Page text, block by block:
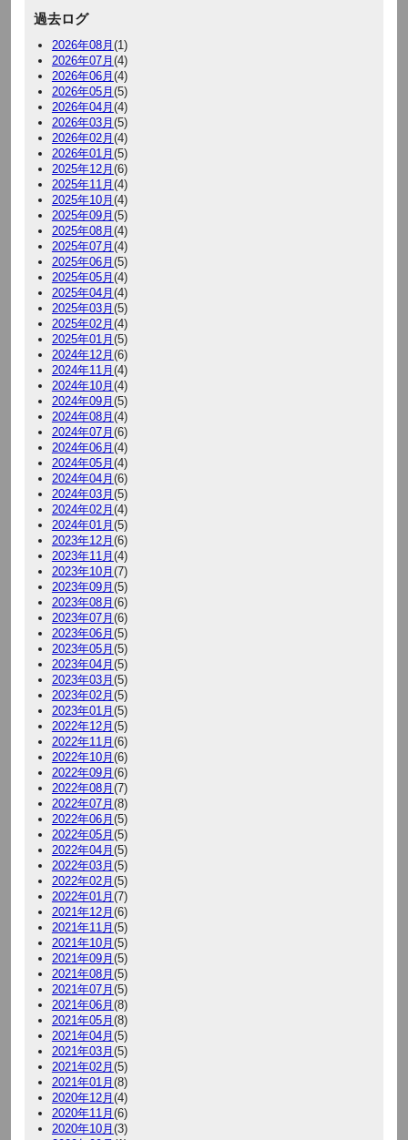
過去ログ
2026年08月 (1)
2026年07月 (4)
2026年06月 (4)
2026年05月 (5)
2026年04月 (4)
2026年03月 (5)
2026年02月 (4)
2026年01月 (5)
2025年12月 (6)
2025年11月 (4)
2025年10月 (4)
2025年09月 (5)
2025年08月 (4)
2025年07月 (4)
2025年06月 (5)
2025年05月 (4)
2025年04月 (4)
2025年03月 (5)
2025年02月 (4)
2025年01月 (5)
2024年12月 (6)
2024年11月 (4)
2024年10月 (4)
2024年09月 (5)
2024年08月 (4)
2024年07月 (6)
2024年06月 (4)
2024年05月 (4)
2024年04月 (6)
2024年03月 (5)
2024年02月 (4)
2024年01月 (5)
2023年12月 (6)
2023年11月 (4)
2023年10月 (7)
2023年09月 (5)
2023年08月 (6)
2023年07月 (6)
2023年06月 (5)
2023年05月 (5)
2023年04月 (5)
2023年03月 (5)
2023年02月 (5)
2023年01月 (5)
2022年12月 (5)
2022年11月 (6)
2022年10月 (6)
2022年09月 (6)
2022年08月 (7)
2022年07月 (8)
2022年06月 (5)
2022年05月 (5)
2022年04月 (5)
2022年03月 (5)
2022年02月 (5)
2022年01月 (7)
2021年12月 (6)
2021年11月 (5)
2021年10月 (5)
2021年09月 (5)
2021年08月 (5)
2021年07月 (5)
2021年06月 (8)
2021年05月 (8)
2021年04月 (5)
2021年03月 (5)
2021年02月 (5)
2021年01月 (8)
2020年12月 (4)
2020年11月 (6)
2020年10月 (3)